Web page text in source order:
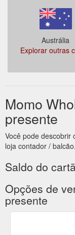
Austrália
Explorar outras
Momo
presente
Você pode descobrir
loja contador / balcão.
Saldo do
Opções de
presente